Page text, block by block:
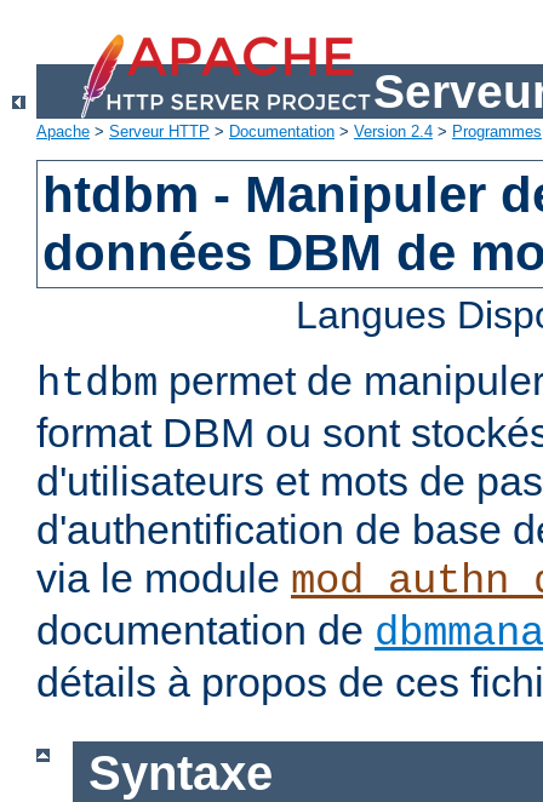
Apache > Serveur HTTP > Documentation > Version 2.4 > Programmes
htdbm - Manipuler
données DBM de
Langues
htdbm permet de
format DBM ou sont
d'utilisateurs et mots de
d'authentification de base
via le module
documentation de
détails à propos de ces
Syntaxe